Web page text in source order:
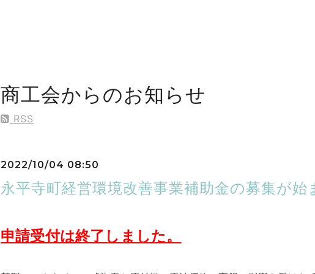
商工会からのお知らせ
RSS
2022/10/04 08:50
永平寺町経営環境改善事業補助金の募集が始
申請受付は終了しました。